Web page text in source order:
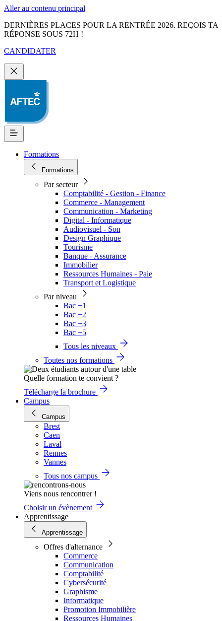
Aller au contenu principal
DERNIÈRES PLACES POUR LA RENTRÉE 2026. REÇOIS TA
RÉPONSE SOUS 72H !
CANDIDATER
Formations
Formations
Par secteur
Comptabilité - Gestion - Finance
Commerce - Management
Communication - Marketing
Digital - Informatique
Audiovisuel - Son
Design Graphique
Tourisme
Banque - Assurance
Immobilier
Ressources Humaines - Paie
Transport et Logistique
Par niveau
Bac +1
Bac +2
Bac +3
Bac +5
Tous les niveaux
Toutes nos formations
Quelle formation te convient ?
Télécharge la brochure
Campus
Campus
Brest
Caen
Laval
Rennes
Vannes
Tous nos campus
Viens nous rencontrer !
Choisir un évènement
Apprentissage
Apprentissage
Offres d'alternance
Commerce
Communication
Comptabilité
Cybersécurité
Graphisme
Informatique
Promotion Immobilière
Ressources Humaines